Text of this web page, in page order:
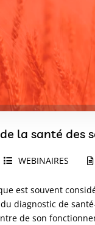
la santé des
WEBINAIRES
est souvent
diagnostic de
de son